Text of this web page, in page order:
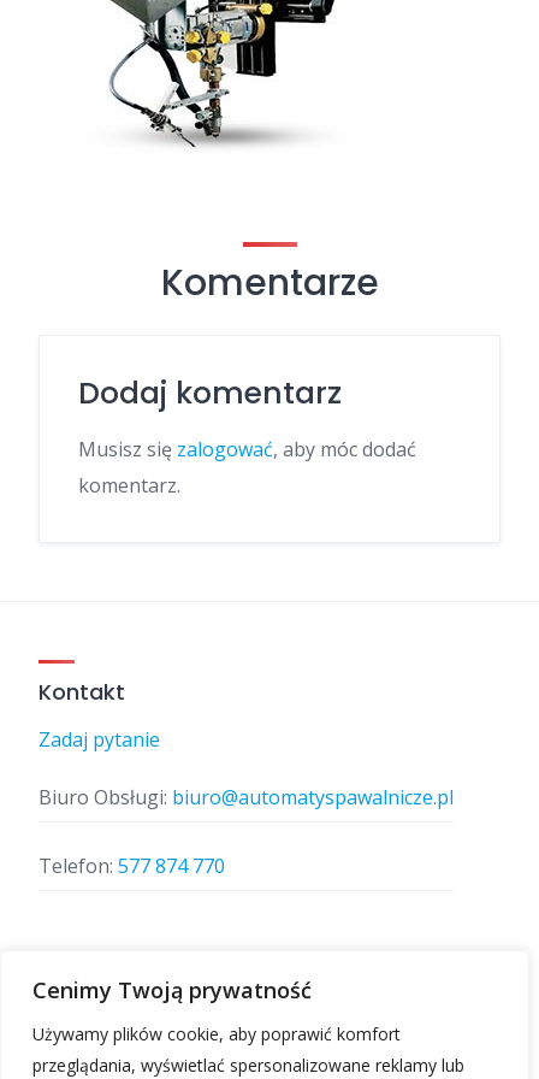
Cenimy Twoją prywatność
Używamy plików cookie, aby poprawić komfort
przeglądania, wyświetlać spersonalizowane reklamy lub
Komentarze
Dodaj komentarz
Musisz się zalogować, aby móc dodać
komentarz.
Kontakt
Zadaj pytanie
Biuro Obsługi: biuro@automatyspawalnicze.pl
Telefon: 577 874 770